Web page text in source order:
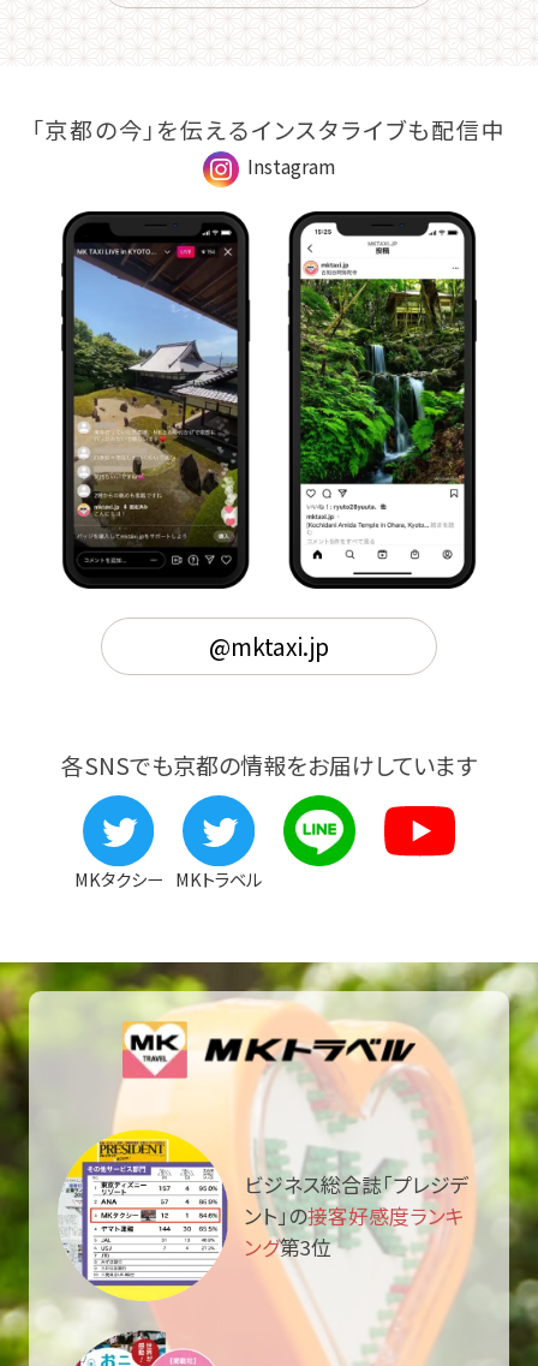
「京都の今」を伝えるインスタライブも配信中
Instagram
@mktaxi.jp
各SNSでも京都の情報をお届けしています
MKタクシー MKトラベル
ビジネス総合誌「プレジデ
ント」の接客好感度ランキ
ング第3位